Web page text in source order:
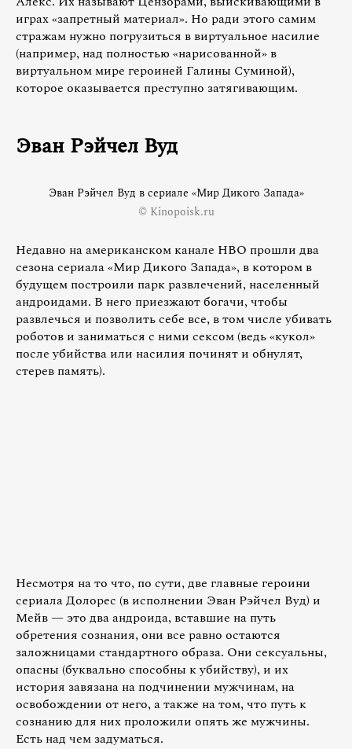
играх «запретный материал». Но ради этого самим
стражам нужно погрузиться в виртуальное насилие
(например, над полностью «нарисованной» в
виртуальном мире героиней Галины Суминой),
которое оказывается преступно затягивающим.
Эван Рэйчел Вуд
Эван Рэйчел Вуд в сериале «Мир Дикого Запада»
© Kinopoisk.ru
Недавно на американском канале HBO прошли два
сезона сериала «Мир Дикого Запада», в котором в
будущем построили парк развлечений, населенный
андроидами. В него приезжают богачи, чтобы
развлечься и позволить себе все, в том числе убивать
роботов и заниматься с ними сексом (ведь «кукол»
после убийства или насилия починят и обнулят,
стерев память).
Несмотря на то что, по сути, две главные героини
сериала Долорес (в исполнении Эван Рэйчел Вуд) и
Мейв — это два андроида, вставшие на путь
обретения сознания, они все равно остаются
заложницами стандартного образа. Они сексуальны,
опасны (буквально способны к убийству), и их
история завязана на подчинении мужчинам, на
освобождении от него, а также на том, что путь к
сознанию для них проложили опять же мужчины.
Есть над чем задуматься.